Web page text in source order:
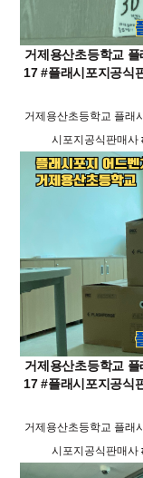
거제용산초등학교
17 #플래시포지공식
거제용산초등학교 플래
시포지공식판매사
거제용산초등학교
17 #플래시포지공식
거제용산초등학교 플래
시포지공식판매사